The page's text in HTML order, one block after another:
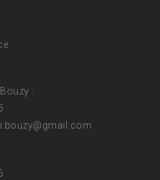
:
gmail.com